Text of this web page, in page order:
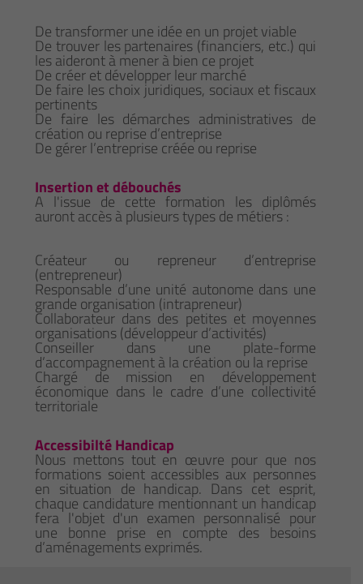
De transformer une idée en un projet viable
De trouver les partenaires (financiers, etc.) qui
les aideront à mener à bien ce projet
De créer et développer leur marché
De faire les choix juridiques, sociaux et fiscaux
pertinents
De faire les démarches administratives de
création ou reprise d’entreprise
De gérer l’entreprise créée ou reprise
Insertion et débouchés
A l'issue de cette formation les diplômés
auront accès à plusieurs types de métiers :
Créateur ou repreneur d’entreprise
(entrepreneur)
Responsable d’une unité autonome dans une
grande organisation (intrapreneur)
Collaborateur dans des petites et moyennes
organisations (développeur d’activités)
Conseiller dans une plate-forme
d’accompagnement à la création ou la reprise
Chargé de mission en développement
économique dans le cadre d’une collectivité
territoriale
Accessibilté Handicap
Nous mettons tout en œuvre pour que nos
formations soient accessibles aux personnes
en situation de handicap. Dans cet esprit,
chaque candidature mentionnant un handicap
fera l'objet d'un examen personnalisé pour
une bonne prise en compte des besoins
d’aménagements exprimés.